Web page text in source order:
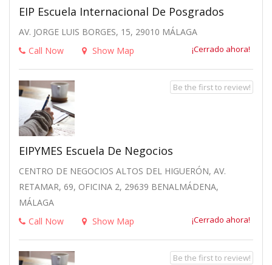
EIP Escuela Internacional De Posgrados
AV. JORGE LUIS BORGES, 15, 29010 MÁLAGA
Call Now
Show Map ¡Cerrado ahora!
EIPYMES Escuela De Negocios
CENTRO DE NEGOCIOS ALTOS DEL HIGUERÓN, AV.
RETAMAR, 69, OFICINA 2, 29639 BENALMÁDENA,
MÁLAGA
Call Now
Show Map ¡Cerrado ahora!
Be the first to review!
Be the first to review!